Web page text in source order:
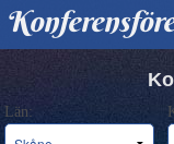
HITTA KONFERENS
BOKA KONFERENS
Län: